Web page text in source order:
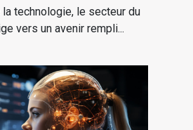
technologie, le secteur du
vers un avenir rempli...